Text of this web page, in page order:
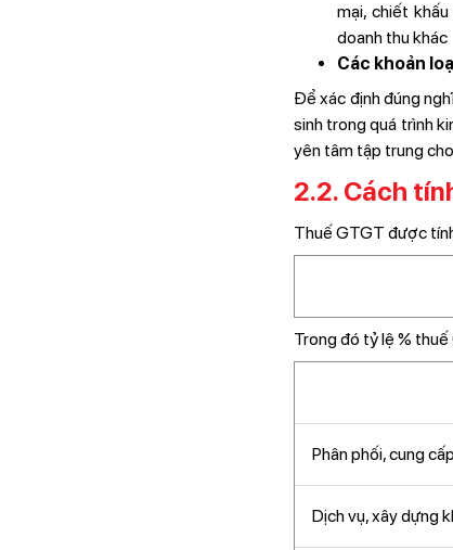
mại, chiết
doanh thu khác
Các khoản
Để xác định đúng
sinh trong quá trình
yên tâm tập trung
2.2. Cách
Thuế GTGT được
Trong đó tỷ lệ %
Phân phối, cung
Dịch vụ, xây dựng